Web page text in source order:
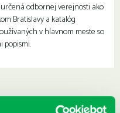
odbornej verejnosti ako
Bratislavy a katalóg
v hlavnom meste so
popismi.